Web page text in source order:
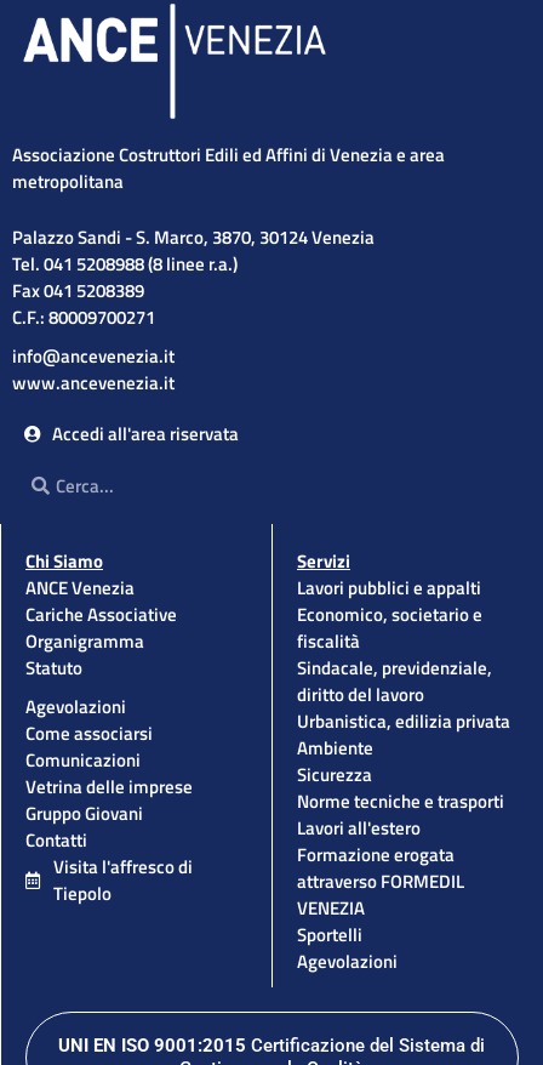
Associazione Costruttori Edili ed Affini di Venezia e area
metropolitana
Palazzo Sandi - S. Marco, 3870, 30124 Venezia
Tel. 041 5208988 (8 linee r.a.)
Fax 041 5208389
C.F.: 80009700271
info@ancevenezia.it
www.ancevenezia.it
Accedi all'area riservata
Cerca
Chi Siamo
ANCE Venezia
Cariche Associative
Organigramma
Statuto
Agevolazioni
Come associarsi
Comunicazioni
Vetrina delle imprese
Gruppo Giovani
Contatti
Visita l'affresco di
Tiepolo
Servizi
Lavori pubblici e appalti
Economico, societario e
fiscalità
Sindacale, previdenziale,
diritto del lavoro
Urbanistica, edilizia privata
Ambiente
Sicurezza
Norme tecniche e trasporti
Lavori all'estero
Formazione erogata
attraverso FORMEDIL
VENEZIA
Sportelli
Agevolazioni
UNI EN ISO 9001:2015 Certificazione del Sistema di